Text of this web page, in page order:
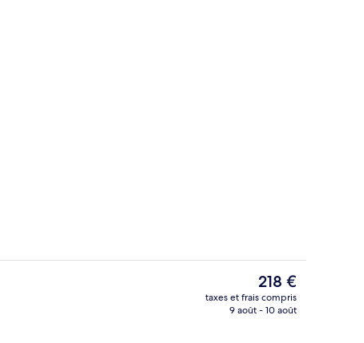
Le
prix
actuel
218 €
taxes et frais compris
9 août - 10 août